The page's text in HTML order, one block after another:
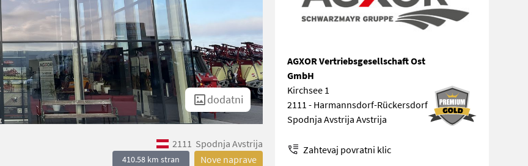
dodatni
2111 Spodnja Avstrija
410.58 km stran Nove naprave
AGXOR Vertriebsgesellschaft Ost
GmbH
Kirchsee 1
2111 - Harmannsdorf-Rückersdorf
Spodnja Avstrija Avstrija
Zahtevaj povratni klic